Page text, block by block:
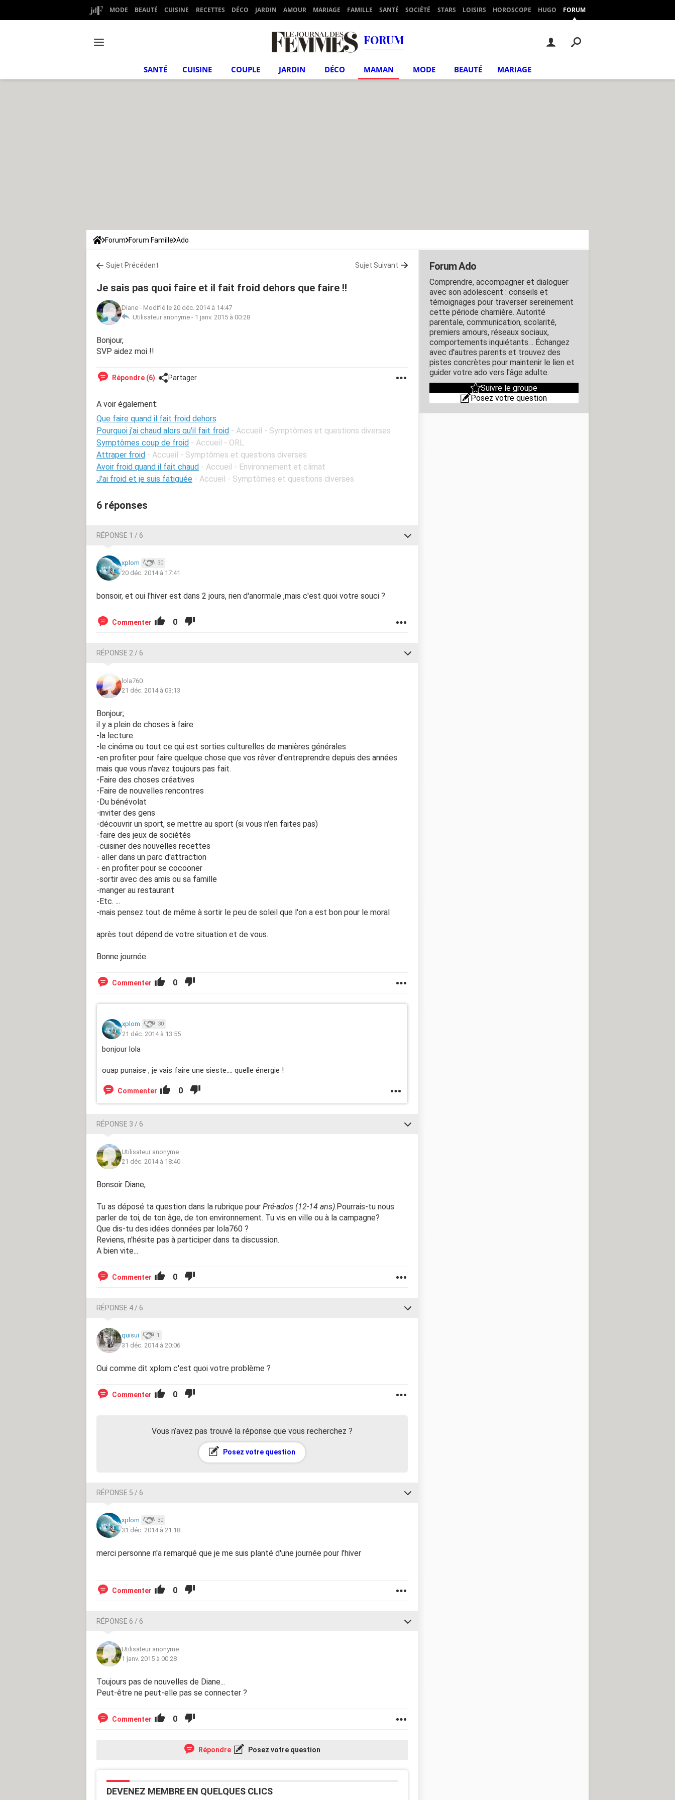
MODE BEAUTÉ CUISINE RECETTES DÉCO JARDIN AMOUR MARIAGE FAMILLE SANTÉ SOCIÉTÉ STARS LOISIRS HOROSCOPE HUGO FORUM
FORUM
SANTÉ CUISINE COUPLE JARDIN DÉCO MAMAN MODE BEAUTÉ MARIAGE
Forum Forum Famille Ado
Sujet Précédent Sujet Suivant
Je sais pas quoi faire et il fait froid dehors que faire !!
Diane - Modifié le 20 déc. 2014 à 14:47
Utilisateur anonyme - 1 janv. 2015 à 00:28
Bonjour,
SVP aidez moi !!
Répondre (6) Partager
A voir également:
Que faire quand il fait froid dehors
Pourquoi j'ai chaud alors qu'il fait froid - Accueil - Symptômes et questions diverses
Symptômes coup de froid - Accueil - ORL
Attraper froid - Accueil - Symptômes et questions diverses
Avoir froid quand il fait chaud - Accueil - Environnement et climat
J'ai froid et je suis fatiguée - Accueil - Symptômes et questions diverses
6 réponses
RÉPONSE 1 / 6
xplom 30
20 déc. 2014 à 17:41
bonsoir, et oui l'hiver est dans 2 jours, rien d'anormale ,mais c'est quoi votre souci ?
Commenter 0
RÉPONSE 2 / 6
lola760
21 déc. 2014 à 03:13
Bonjour;
il y a plein de choses à faire:
-la lecture
-le cinéma ou tout ce qui est sorties culturelles de manières générales
-en profiter pour faire quelque chose que vos rêver d'entreprendre depuis des années
mais que vous n'avez toujours pas fait.
-Faire des choses créatives
-Faire de nouvelles rencontres
-Du bénévolat
-inviter des gens
-découvrir un sport, se mettre au sport (si vous n'en faites pas)
-faire des jeux de sociétés
-cuisiner des nouvelles recettes
- aller dans un parc d'attraction
- en profiter pour se cocooner
-sortir avec des amis ou sa famille
-manger au restaurant
-Etc. ...
-mais pensez tout de même à sortir le peu de soleil que l'on a est bon pour le moral
après tout dépend de votre situation et de vous.
Bonne journée.
Commenter 0
xplom 30
21 déc. 2014 à 13:55
bonjour lola
ouap punaise , je vais faire une sieste.... quelle énergie !
Commenter 0
RÉPONSE 3 / 6
Utilisateur anonyme
21 déc. 2014 à 18:40
Bonsoir Diane,
Tu as déposé ta question dans la rubrique pour Pré-ados (12-14 ans).Pourrais-tu nous
parler de toi, de ton âge, de ton environnement. Tu vis en ville ou à la campagne?
Que dis-tu des idées données par lola760 ?
Reviens, n'hésite pas à participer dans ta discussion.
A bien vite...
Commenter 0
RÉPONSE 4 / 6
quisui 1
31 déc. 2014 à 20:06
Oui comme dit xplom c'est quoi votre problème ?
Commenter 0
Vous n’avez pas trouvé la réponse que vous recherchez ?
Posez votre question
RÉPONSE 5 / 6
xplom 30
31 déc. 2014 à 21:18
merci personne n'a remarqué que je me suis planté d'une journée pour l'hiver
Commenter 0
RÉPONSE 6 / 6
Utilisateur anonyme
1 janv. 2015 à 00:28
Toujours pas de nouvelles de Diane...
Peut-être ne peut-elle pas se connecter ?
Commenter 0
Répondre Posez votre question
DEVENEZ MEMBRE EN QUELQUES CLICS
Forum Ado
Comprendre, accompagner et dialoguer
avec son adolescent : conseils et
témoignages pour traverser sereinement
cette période charnière. Autorité
parentale, communication, scolarité,
premiers amours, réseaux sociaux,
comportements inquiétants… Échangez
avec d'autres parents et trouvez des
pistes concrètes pour maintenir le lien et
guider votre ado vers l'âge adulte.
Suivre le groupe
Posez votre question